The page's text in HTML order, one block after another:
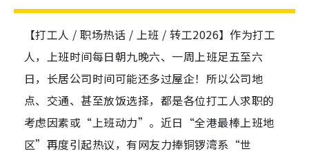
【打工人 / 职场热话 / 上班 / 转工2026】作为打工
人，上班时间每日朝九晚六、一周上班足五至六
日，长居公司时间可能还多过屋企！所以公司地
点、交通、甚至放饭选择，都是各位打工人求职的
考虑因素或“上班动力”。近日“全港最棒上班地
区”再度引起热议，有网友力捧铜锣湾系“世